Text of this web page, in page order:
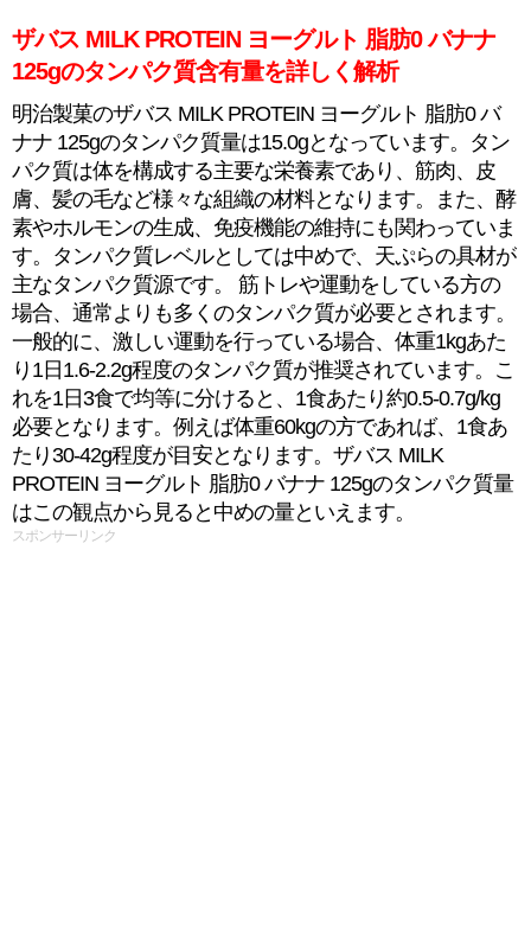
ザバス MILK PROTEIN ヨーグルト 脂肪0 バナナ
125gのタンパク質含有量を詳しく解析
明治製菓のザバス MILK PROTEIN ヨーグルト 脂肪0 バ
ナナ 125gのタンパク質量は15.0gとなっています。タン
パク質は体を構成する主要な栄養素であり、筋肉、皮
膚、髪の毛など様々な組織の材料となります。また、酵
素やホルモンの生成、免疫機能の維持にも関わっていま
す。タンパク質レベルとしては中めで、天ぷらの具材が
主なタンパク質源です。 筋トレや運動をしている方の
場合、通常よりも多くのタンパク質が必要とされます。
一般的に、激しい運動を行っている場合、体重1kgあた
り1日1.6-2.2g程度のタンパク質が推奨されています。こ
れを1日3食で均等に分けると、1食あたり約0.5-0.7g/kg
必要となります。例えば体重60kgの方であれば、1食あ
たり30-42g程度が目安となります。ザバス MILK
PROTEIN ヨーグルト 脂肪0 バナナ 125gのタンパク質量
はこの観点から見ると中めの量といえます。
スポンサーリンク